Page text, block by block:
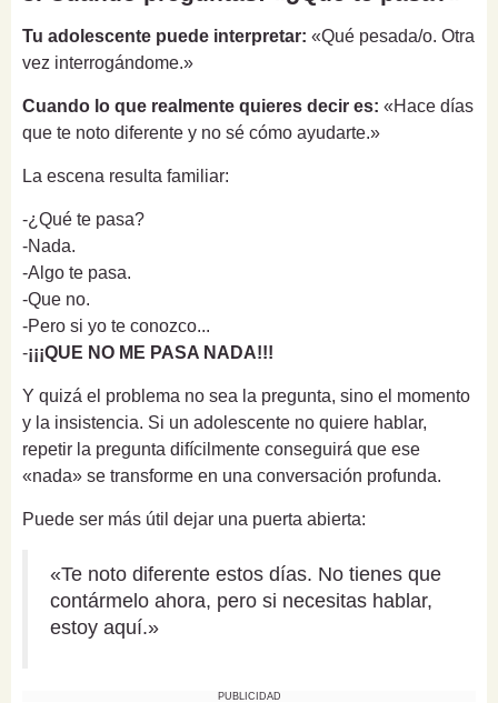
Tu adolescente puede interpretar: «Qué pesada/o. Otra
vez interrogándome.»
Cuando lo que realmente quieres decir es: «Hace días
que te noto diferente y no sé cómo ayudarte.»
La escena resulta familiar:
-¿Qué te pasa?
-Nada.
-Algo te pasa.
-Que no.
-Pero si yo te conozco...
-¡¡¡QUE NO ME PASA NADA!!!
Y quizá el problema no sea la pregunta, sino el momento
y la insistencia. Si un adolescente no quiere hablar,
repetir la pregunta difícilmente conseguirá que ese
«nada» se transforme en una conversación profunda.
Puede ser más útil dejar una puerta abierta:
«Te noto diferente estos días. No tienes que
contármelo ahora, pero si necesitas hablar,
estoy aquí.»
PUBLICIDAD